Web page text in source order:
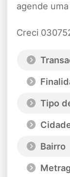
agende
Creci
Tipo
Bairro